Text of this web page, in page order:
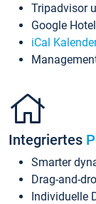
Tripadvisor
Google
iCal
Integriertes
Smarter
Drag-and-
Individuelle